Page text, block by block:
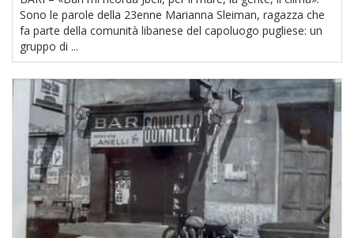
Sono le parole della 23enne Marianna Sleiman, ragazza che
fa parte della comunità libanese del capoluogo pugliese: un
gruppo di ...